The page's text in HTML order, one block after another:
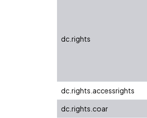
dc.rights
dc.rights.accessrights
dc.rights.coar